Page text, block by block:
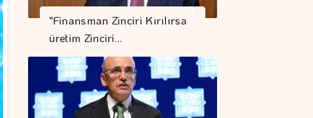
"Finansman Zinciri Kırılırsa
üretim Zinciri…